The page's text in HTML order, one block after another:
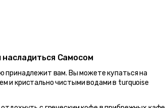
Самосом
принадлежит вам. Вы можете купаться на
и кристально чистыми водами в turquoise